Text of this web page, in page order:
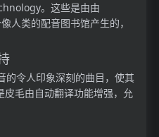
。这些是由由
人类的配音图书馆产生的，
的令人印象深刻的曲目，使其
皮毛由自动翻译功能增强，允